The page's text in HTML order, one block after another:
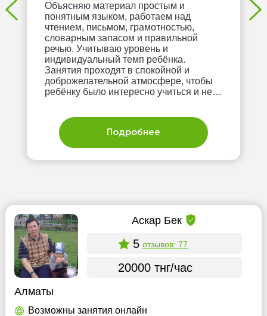
Объясняю материал простым и
понятным языком, работаем над
чтением, письмом, грамотностью,
словарным запасом и правильной
речью. Учитываю уровень и
индивидуальный темп ребёнка.
Занятия проходят в спокойной и
доброжелательной атмосфере, чтобы
ребёнку было интересно учиться и не
Подробнее
Аскар Бек
5 отзывов: 77
20000 тнг/час
Алматы
Возможны занятия онлайн